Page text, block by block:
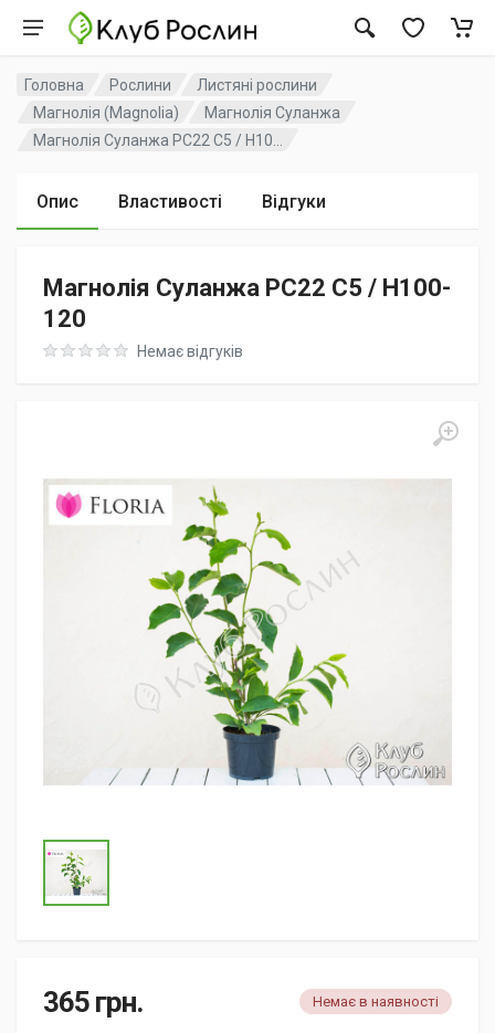
Головна Рослини
Листяні рослини
Магнолія (Magnolia)
Магнолія Суланжа
Магнолія Суланжа PC22 C5 / H10...
Опис Властивості Відгуки
Магнолія Суланжа PC22 C5 / H100-
120
Rating: 0 out of 5Немає відгуків
365 грн. Немає в наявності